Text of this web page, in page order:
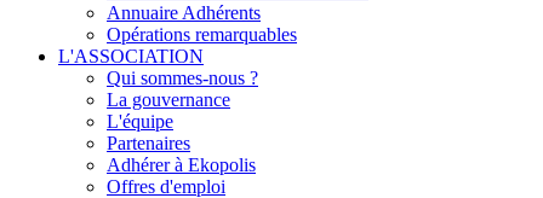
Annuaire Adhérents
Opérations remarquables
L'ASSOCIATION
Qui sommes-nous ?
La gouvernance
L'équipe
Partenaires
Adhérer à Ekopolis
Offres d'emploi